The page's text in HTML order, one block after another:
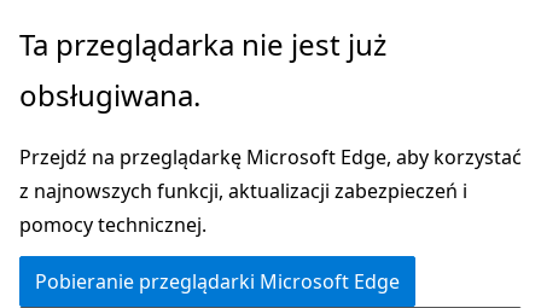
Przejdź
głównej
Przejdź
nawigacji
stronie
Ta przeglądarka nie jest już
obsługiwana.
Przejdź na przeglądarkę Microsoft Edge, aby korzystać
z najnowszych funkcji, aktualizacji zabezpieczeń i
pomocy technicznej.
Pobieranie przeglądarki Microsoft Edge